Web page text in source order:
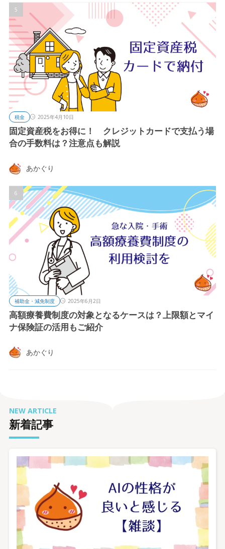
税金 2025年4月10日
固定資産税をお得に！ クレジットカードで支払う場
合の手数料は？注意点も解説
あかぐり
補助金・減免制度 2025年6月2日
高額療養費制度の対象となるケースは？上限額とマイ
ナ保険証の活用もご紹介
あかぐり
新着記事
NEW ARTICLE